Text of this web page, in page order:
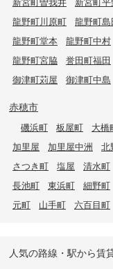
龍野町川原町
龍野町島
龍野町堂本
龍野町中村
龍野町宮脇
誉田町福田
御津町苅屋
御津町中島
赤穂市
磯浜町 板屋町 大橋
加里屋
加里屋中洲 北
さつき町
塩屋 清水町
長池町
東浜町 細野町
元町
山手町 六百目町
人気の路線・駅から賃